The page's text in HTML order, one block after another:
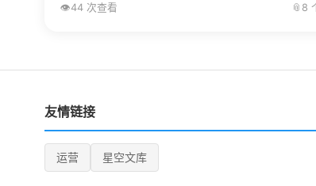
👁️44 次查看 📎 8
友情链接
运营 星空文库